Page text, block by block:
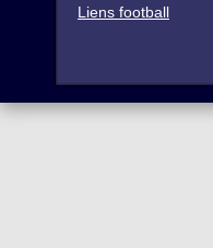
Liens football